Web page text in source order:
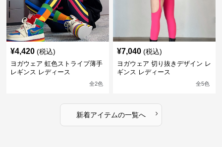
¥4,420 (税込)
ヨガウェア 虹色ストライプ薄手
レギンス レディース
全2色
¥7,040 (税込)
ヨガウェア 切り抜きデザイン レ
ギンス レディース
全5色
新着アイテムの一覧へ ›